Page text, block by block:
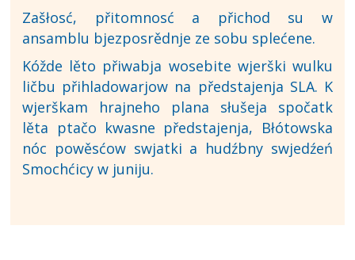
Zašłosć, přitomnosć a přichod su w
ansamblu bjezposrědnje ze sobu splećene.
Kóžde lěto přiwabja wosebite wjerški wulku
ličbu přihladowarjow na předstajenja SLA. K
wjerškam hrajneho plana słušeja spočatk
lěta ptačo kwasne předstajenja, Błótowska
nóc powěsćow swjatki a hudźbny swjedźeń
Smochćicy w juniju.